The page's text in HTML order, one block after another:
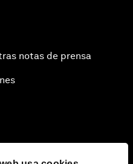
notas de prensa